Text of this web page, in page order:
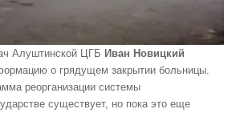
Алуштинской ЦГБ Иван Новицкий
о грядущем закрытии больницы.
реорганизации системы
существует, но пока это еще